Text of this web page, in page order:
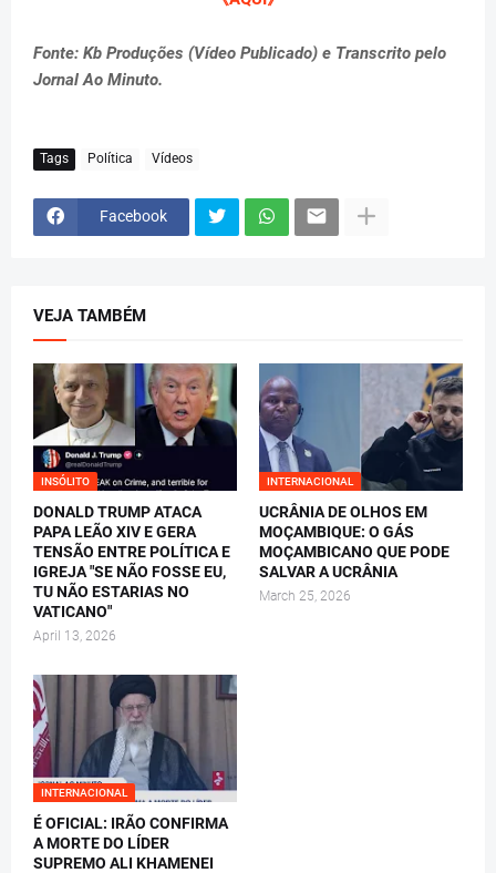
Fonte: Kb Produções (Vídeo Publicado) e Transcrito pelo
Jornal Ao Minuto.
Tags Política Vídeos
Facebook
VEJA TAMBÉM
INSÓLITO
DONALD TRUMP ATACA
PAPA LEÃO XIV E GERA
TENSÃO ENTRE POLÍTICA E
IGREJA "SE NÃO FOSSE EU,
TU NÃO ESTARIAS NO
VATICANO"
April 13, 2026
INTERNACIONAL
UCRÂNIA DE OLHOS EM
MOÇAMBIQUE: O GÁS
MOÇAMBICANO QUE PODE
SALVAR A UCRÂNIA
March 25, 2026
INTERNACIONAL
É OFICIAL: IRÃO CONFIRMA
A MORTE DO LÍDER
SUPREMO ALI KHAMENEI